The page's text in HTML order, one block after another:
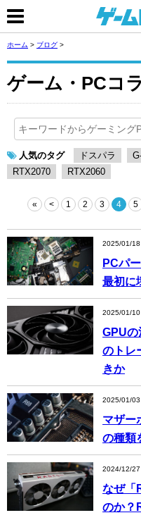
ホーム > ブログ >
ゲーム・PCコ
人気のタグ ドスパラ
RTX2070
RTX2060
« < 1 2 3 4 5
2025/01/18
PCパ
最初に
2025/01/10
GPUの
のトレ
きか
2025/01/03
マザー
の種類
2024/12/27
なぜ「
のか？